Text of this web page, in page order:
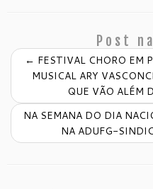
Post
← FESTIVAL CHORO EM
MUSICAL ARY
QUE VÃO ALÉM
NA SEMANA DO DIA
NA ADUFG-